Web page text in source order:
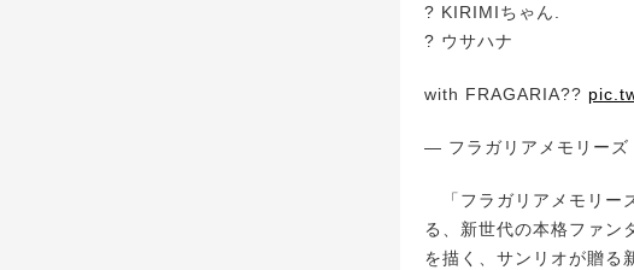
? KIRIMIちゃん.
? ウサハナ
with FRAGARIA??
— フラガリアメモリー
「フラガリアメモリー
る、新世代の本格ファン
を描く、サンリオが贈る